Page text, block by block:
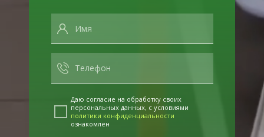
Даю согласие на обработку своих
персональных данных, с условиями
политики конфиденциальности
ознакомлен